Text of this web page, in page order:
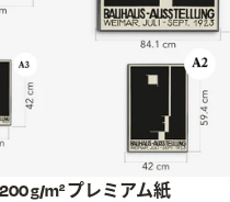
g/m² プレミアム紙